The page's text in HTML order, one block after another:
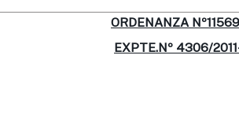
ORDENANZA
EXPTE.Nº 4306/